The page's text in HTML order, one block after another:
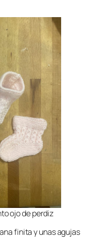
ojo de perdiz
finita y unas agujas